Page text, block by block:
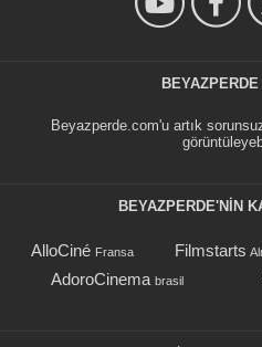
Beyazperde.com'u artık
BEYAZPERDE'NIN
AlloCiné Fransa Filmstarts
AdoroCinema brasil